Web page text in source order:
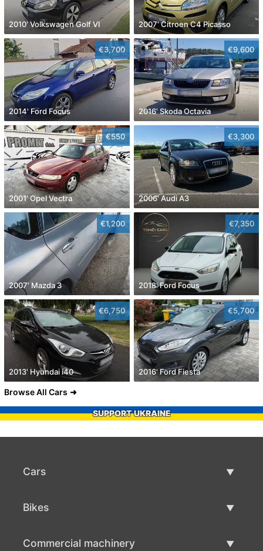
2010' Volkswagen Golf VI 2007' Citroen C4 Picasso
€3,700
2014' Ford Focus
€9,600
2016' Skoda Octavia
€550
2001' Opel Vectra
€3,300
2006' Audi A3
€1,200
2007' Mazda 3
€7,350
2018' Ford Focus
€6,750
2013' Hyundai i40
€5,700
2016' Ford Fiesta
Browse All Cars
SUPPORT UKRAINE
Cars
Bikes
Commercial machinery